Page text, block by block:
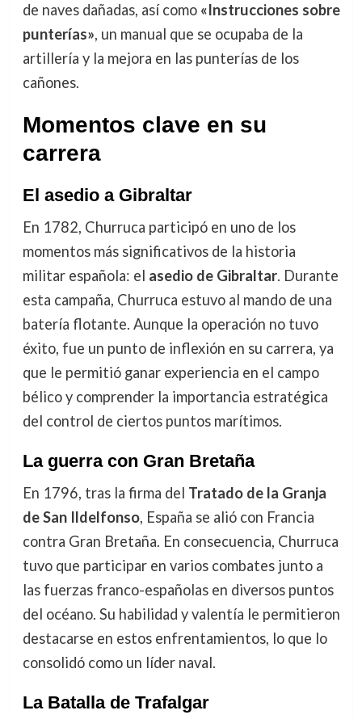
de naves dañadas, así como «Instrucciones sobre
punterías», un manual que se ocupaba de la
artillería y la mejora en las punterías de los
cañones.
Momentos clave en su
carrera
El asedio a Gibraltar
En 1782, Churruca participó en uno de los
momentos más significativos de la historia
militar española: el asedio de Gibraltar. Durante
esta campaña, Churruca estuvo al mando de una
batería flotante. Aunque la operación no tuvo
éxito, fue un punto de inflexión en su carrera, ya
que le permitió ganar experiencia en el campo
bélico y comprender la importancia estratégica
del control de ciertos puntos marítimos.
La guerra con Gran Bretaña
En 1796, tras la firma del Tratado de la Granja
de San Ildelfonso, España se alió con Francia
contra Gran Bretaña. En consecuencia, Churruca
tuvo que participar en varios combates junto a
las fuerzas franco-españolas en diversos puntos
del océano. Su habilidad y valentía le permitieron
destacarse en estos enfrentamientos, lo que lo
consolidó como un líder naval.
La Batalla de Trafalgar